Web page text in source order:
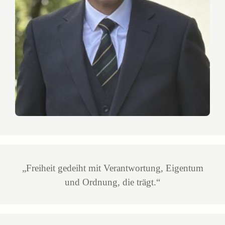
„Freiheit gedeiht mit Verantwortung, Eigentum
und Ordnung, die trägt.“